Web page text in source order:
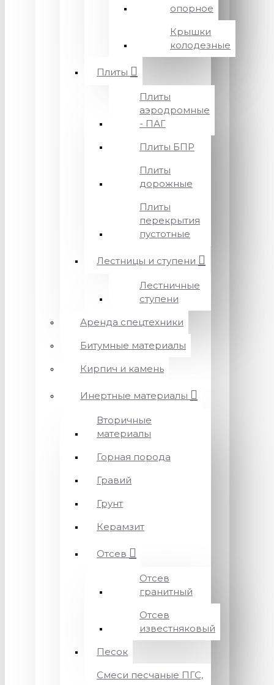
опорное
Крышки
колодезные
Плиты
Плиты
аэродромные
- ПАГ
Плиты БПР
Плиты
дорожные
Плиты
перекрытия
пустотные
Лестницы и ступени
Лестничные
ступени
Аренда спецтехники
Битумные материалы
Кирпич и камень
Инертные материалы
Вторичные
материалы
Горная порода
Гравий
Грунт
Керамзит
Отсев
Отсев
гранитный
Отсев
известняковый
Песок
Смеси песчаные ПГС,